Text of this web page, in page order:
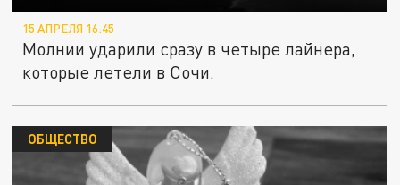
15 АПРЕЛЯ 16:45
Молнии ударили сразу в четыре лайнера,
которые летели в Сочи.
ОБЩЕСТВО